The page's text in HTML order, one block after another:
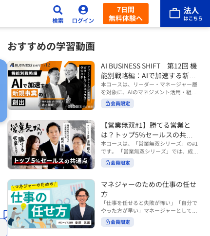
7日間
無料体験へ
おすすめの学習動画
AI BUSINESS SHIFT 第12回 機
能別戦略編：AIで加速する新規
事業の創出
本コースは、リーダー・マネージャー層
を対象に、AIのマネジメント活用・組織
活用を体系的に学ぶ 『AI BUSINESS SHI
FTシリーズ（全12回）』の第12回で
る新規事業の創出」では、新規事業やス
タートアップを取り巻く環境がどのよう
に変化しているのかを俯瞰し、新たな価
値創造と非連続な成長を生み出すため
に、AI時代における事業機会の捉え方
や、成功確率を高めるための考え方につ
携わるリーダー・マネージャーの方 ・AI
を活用して事業創出のスピードや成功確
率を高めたい方 ・AI時代における新規事
業リーダーの役割やマインドセットを学
びたい方 ■AIシフトシリーズとは？ 『AI
BUSINESS SHIFTシリーズ』は以下の3
会員限定
【営業無双#1】勝てる営業と
は？トップ5%セールスの共通
点
本コースは、「営業無双シリーズ」の#1
です。 「営業無双シリーズ」では、成約
率アップに向けて、お客様に選ばれ続け
る無双の営業になるための実践的な考え
（#2以降は順次公開） 本コースでは、
「勝てる営業とは？トップ5%セールス
の共通点」をテーマに BtoBでお客様に
選ばれる営業の役割 トップ5％のセール
スに共通する行動や考え方 成果につなが
る実践的なポイント などを解説します。
◾️こんな方におすすめ 提案しても顧客に
会員限定
マネジャーのための仕事の任せ
方
「仕事を任せると失敗が怖い」「自分で
やった方が早い」マネージャーとしてメ
ンバーやチームの力を引き出しながら成
果を上げるには、どのように仕事を任せ
会員限定